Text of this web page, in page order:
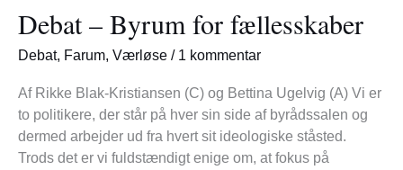
Debat – Byrum for fællesskaber
Debat, Farum, Værløse / 1 kommentar
Af Rikke Blak-Kristiansen (C) og Bettina Ugelvig (A) Vi er
to politikere, der står på hver sin side af byrådssalen og
dermed arbejder ud fra hvert sit ideologiske ståsted.
Trods det er vi fuldstændigt enige om, at fokus på
Byrum
for
fællesskaber